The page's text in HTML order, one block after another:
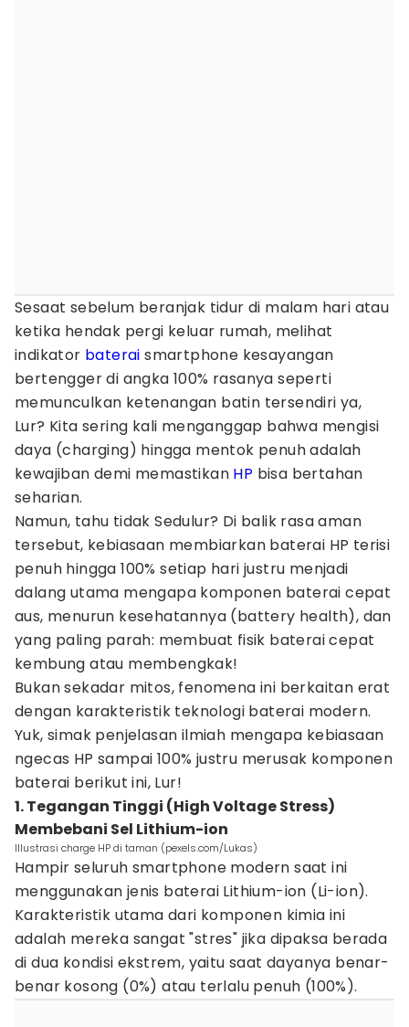
Sesaat sebelum beranjak tidur di malam hari atau
ketika hendak pergi keluar rumah, melihat
indikator baterai smartphone kesayangan
bertengger di angka 100% rasanya seperti
memunculkan ketenangan batin tersendiri ya,
Lur? Kita sering kali menganggap bahwa mengisi
daya (charging) hingga mentok penuh adalah
kewajiban demi memastikan HP bisa bertahan
seharian.
Namun, tahu tidak Sedulur? Di balik rasa aman
tersebut, kebiasaan membiarkan baterai HP terisi
penuh hingga 100% setiap hari justru menjadi
dalang utama mengapa komponen baterai cepat
aus, menurun kesehatannya (battery health), dan
yang paling parah: membuat fisik baterai cepat
kembung atau membengkak!
Bukan sekadar mitos, fenomena ini berkaitan erat
dengan karakteristik teknologi baterai modern.
Yuk, simak penjelasan ilmiah mengapa kebiasaan
ngecas HP sampai 100% justru merusak komponen
baterai berikut ini, Lur!
1. Tegangan Tinggi (High Voltage Stress)
Membebani Sel Lithium-ion
Illustrasi charge HP di taman (pexels.com/Lukas)
Hampir seluruh smartphone modern saat ini
menggunakan jenis baterai Lithium-ion (Li-ion).
Karakteristik utama dari komponen kimia ini
adalah mereka sangat "stres" jika dipaksa berada
di dua kondisi ekstrem, yaitu saat dayanya benar-
benar kosong (0%) atau terlalu penuh (100%).